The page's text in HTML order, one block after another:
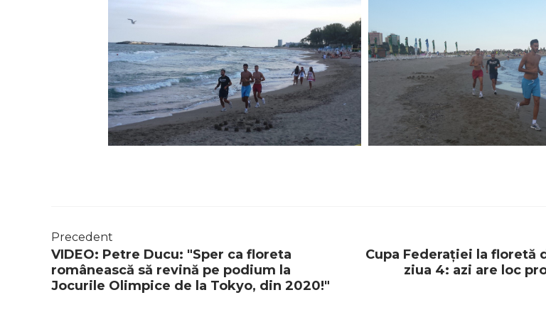
Precedent
VIDEO: Petre Ducu: "Sper ca floreta
românească să revină pe podium la
Jocurile Olimpice de la Tokyo, din 2020!"
Cupa Federației la floretă
ziua 4: azi are loc